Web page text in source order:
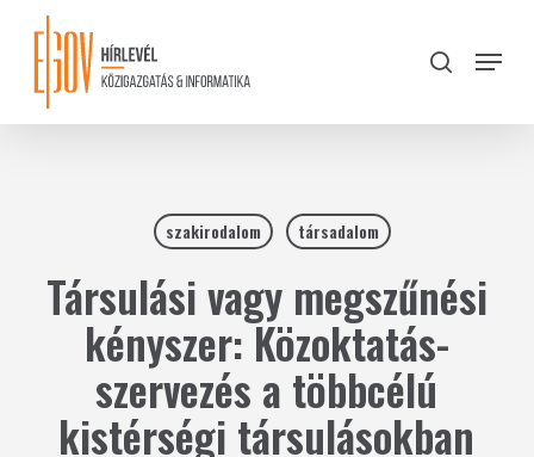
content
search
Menu
szakirodalom társadalom
Társulási vagy megszűnési
kényszer: Közoktatás-
szervezés a többcélú
kistérségi társulásokban
Close